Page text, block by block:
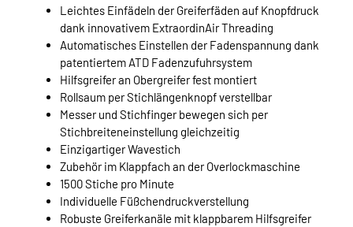
Leichtes Einfädeln der Greiferfäden auf Knopfdruck
dank innovativem ExtraordinAir Threading
Automatisches Einstellen der Fadenspannung dank
patentiertem ATD Fadenzufuhrsystem
Hilfsgreifer an Obergreifer fest montiert
Rollsaum per Stichlängenknopf verstellbar
Messer und Stichfinger bewegen sich per
Stichbreiteneinstellung gleichzeitig
Einzigartiger Wavestich
Zubehör im Klappfach an der Overlockmaschine
1500 Stiche pro Minute
Individuelle Füßchendruckverstellung
Robuste Greiferkanäle mit klappbarem Hilfsgreifer